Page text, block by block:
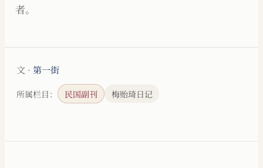
者。
文 · 第一街
所属栏目： 民国副刊 梅贻琦日记